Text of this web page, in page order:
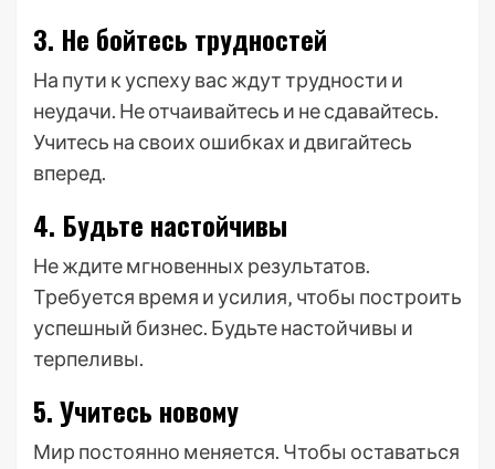
3. Не бойтесь трудностей
На пути к успеху вас ждут трудности и
неудачи. Не отчаивайтесь и не сдавайтесь.
Учитесь на своих ошибках и двигайтесь
вперед.
4. Будьте настойчивы
Не ждите мгновенных результатов.
Требуется время и усилия‚ чтобы построить
успешный бизнес. Будьте настойчивы и
терпеливы.
5. Учитесь новому
Мир постоянно меняется. Чтобы оставаться